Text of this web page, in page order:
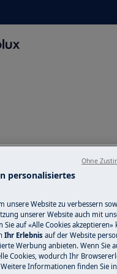
personalisiertes
unsere Website zu verbessern
unserer Website auch mit
auf «Alle Cookies akzeptieren»
Ihr Erlebnis auf der Website
Werbung anbieten. Wenn Sie
Cookies, wodurch Ihr
Informationen finden Sie
Ohne